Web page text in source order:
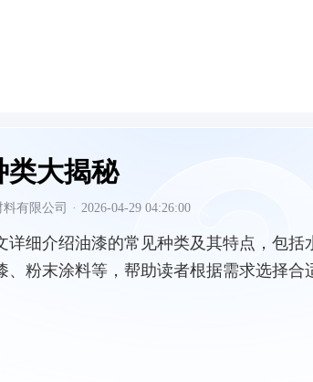
类大揭秘
有限公司 · 2026-04-29 04:26:00
详细介绍油漆的常见种类及其特点，包括
、粉末涂料等，帮助读者根据需求选择合